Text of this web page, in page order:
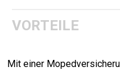
VORTEILE
Mit einer